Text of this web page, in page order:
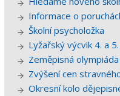
Informace o
Školní psycholožka
Lyžařský výcvik 4. a
Zeměpisná
Zvýšení cen
Okresní kolo